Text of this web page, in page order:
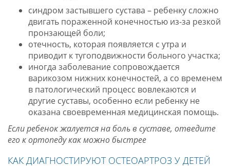
синдром застывшего сустава – ребенку сложно
двигать пораженной конечностью из-за резкой
пронзающей боли;
отечность, которая появляется с утра и
приводит к тугоподвижности больного участка;
иногда заболевание сопровождается
варикозом нижних конечностей, а со временем
в патологический процесс вовлекаются и
другие суставы, особенно если ребенку не
оказана своевременная медицинская помощь.
Если ребенок жалуется на боль в суставе, отведите
его к ортопеду как можно быстрее
КАК ДИАГНОСТИРУЮТ ОСТЕОАРТРОЗ У ДЕТЕЙ